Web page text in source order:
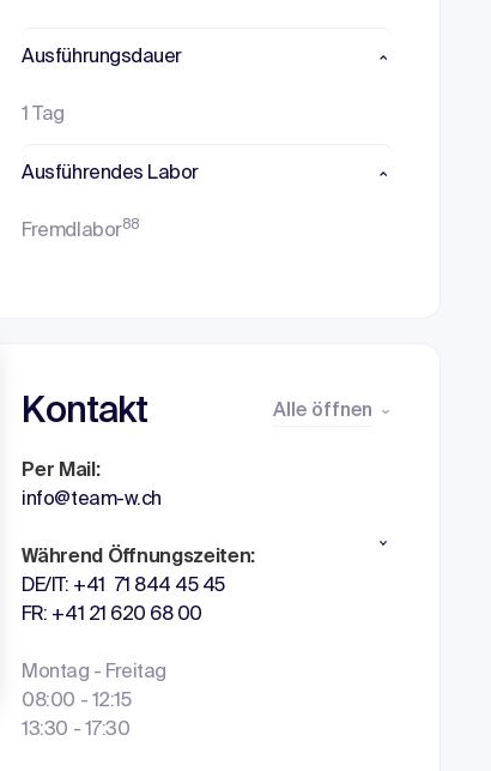
Ausführungsdauer
1 Tag
Ausführendes Labor
Fremdlabor88
Kontakt Alle öffnen
Per Mail:
info@team-w.ch
Während Öffnungszeiten:
DE/IT: +41 71 844 45 45
FR: +41 21 620 68 00
Montag - Freitag
08:00 - 12:15
13:30 - 17:30